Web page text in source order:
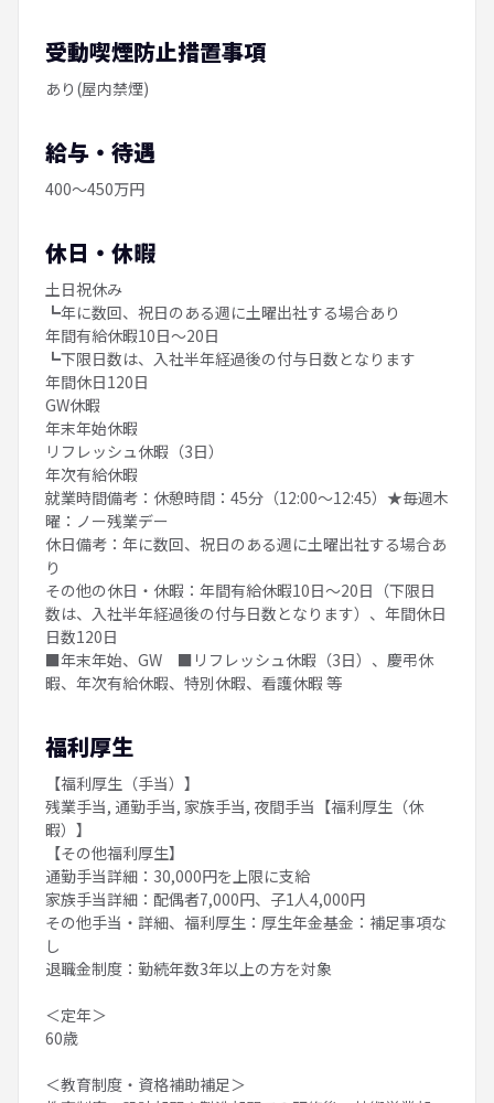
受動喫煙防止措置事項
あり(屋内禁煙)
給与・待遇
400～450万円
休日・休暇
土日祝休み
┗年に数回、祝日のある週に土曜出社する場合あり
年間有給休暇10日～20日
┗下限日数は、入社半年経過後の付与日数となります
年間休日120日
GW休暇
年末年始休暇
リフレッシュ休暇（3日）
年次有給休暇
就業時間備考：休憩時間：45分（12:00～12:45）★毎週木
曜：ノー残業デー
休日備考：年に数回、祝日のある週に土曜出社する場合あ
り
その他の休日・休暇：年間有給休暇10日～20日（下限日
数は、入社半年経過後の付与日数となります）、年間休日
日数120日
■年末年始、GW ■リフレッシュ休暇（3日）、慶弔休
暇、年次有給休暇、特別休暇、看護休暇 等
福利厚生
【福利厚生（手当）】
残業手当, 通勤手当, 家族手当, 夜間手当【福利厚生（休
暇）】
【その他福利厚生】
通勤手当詳細：30,000円を上限に支給
家族手当詳細：配偶者7,000円、子1人4,000円
その他手当・詳細、福利厚生：厚生年金基金：補足事項な
し
退職金制度：勤続年数3年以上の方を対象
＜定年＞
60歳
＜教育制度・資格補助補足＞